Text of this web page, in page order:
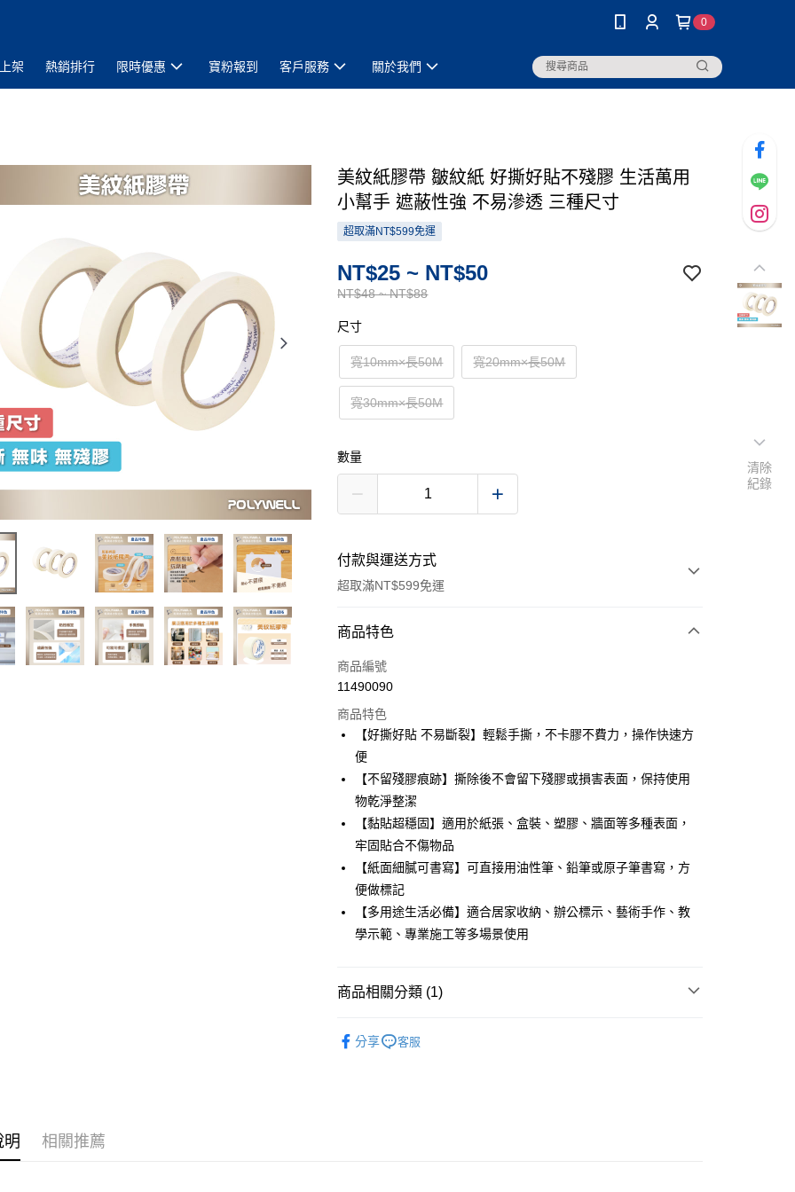
0
架 熱銷排行 限時優惠 寶粉報到 客戶服務 關於我們
美紋紙膠帶 皺紋紙 好撕好貼不殘膠 生活萬用
小幫手 遮蔽性強 不易滲透 三種尺寸
超取滿NT$599免運
NT$48 ~ NT$88
NT$25 ~ NT$50
尺寸
寬10mm×長50M 寬20mm×長50M
寬30mm×長50M
數量
付款與運送方式
超取滿NT$599免運
付款方式
信用卡一次付款
LINE Pay
Apple Pay
街口支付
悠遊付
ATM付款
運送方式
每筆NT$80，滿NT$599(含以上)免運費
商品特色
商品編號
11490090
商品特色
【好撕好貼 不易斷裂】輕鬆手撕，不卡膠不費力，操作快速方
便
【不留殘膠痕跡】撕除後不會留下殘膠或損害表面，保持使用
物乾淨整潔
【黏貼超穩固】適用於紙張、盒裝、塑膠、牆面等多種表面，
牢固貼合不傷物品
【紙面細膩可書寫】可直接用油性筆、鉛筆或原子筆書寫，方
便做標記
【多用途生活必備】適合居家收納、辦公標示、藝術手作、教
學示範、專業施工等多場景使用
商品相關分類 (1)
分享
客服
明 相關推薦
清除
紀錄